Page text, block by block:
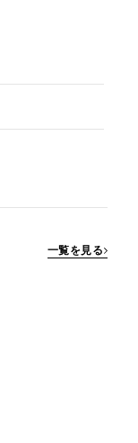
一覧を見る